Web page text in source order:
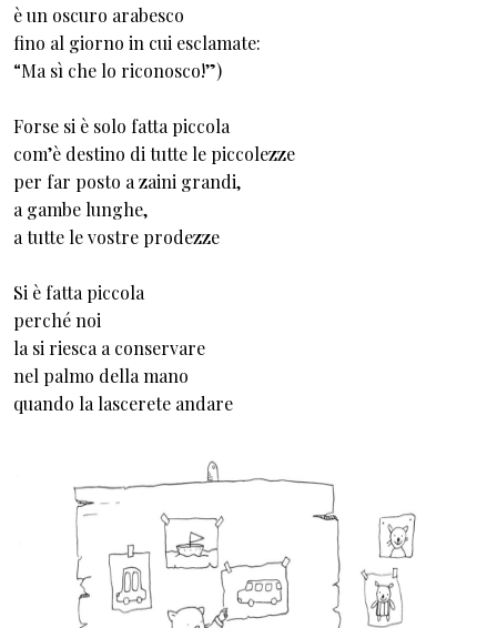
è un oscuro arabesco
fino al giorno in cui esclamate:
“Ma sì che lo riconosco!”)
Forse si è solo fatta piccola
com’è destino di tutte le piccolezze
per far posto a zaini grandi,
a gambe lunghe,
a tutte le vostre prodezze
Si è fatta piccola
perché noi
la si riesca a conservare
nel palmo della mano
quando la lascerete andare